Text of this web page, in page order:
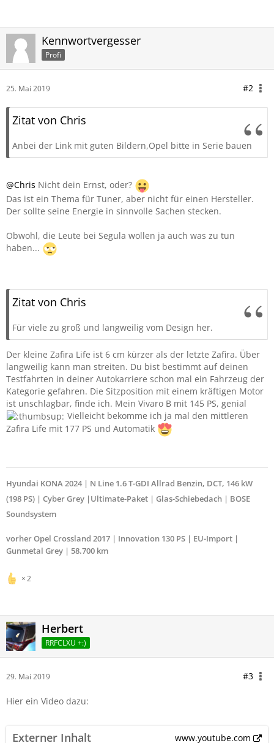
Kennwortvergesser
Profi
25. Mai 2019 #2
Zitat von Chris
Anbei der Link mit guten Bildern,Opel bitte in Serie bauen
@Chris Nicht dein Ernst, oder?
Das ist ein Thema für Tuner, aber nicht für einen Hersteller.
Der sollte seine Energie in sinnvolle Sachen stecken.
Obwohl, die Leute bei Segula wollen ja auch was zu tun
haben...
Zitat von Chris
Für viele zu groß und langweilig vom Design her.
Der kleine Zafira Life ist 6 cm kürzer als der letzte Zafira. Über
langweilig kann man streiten. Du bist bestimmt auf deinen
Testfahrten in deiner Autokarriere schon mal ein Fahrzeug der
Kategorie gefahren. Die Sitzposition mit einem kräftigen Motor
ist unschlagbar, finde ich. Mein Vivaro B mit 145 PS, genial
Vielleicht bekomme ich ja mal den mittleren
Zafira Life mit 177 PS und Automatik
Hyundai KONA 2024 | N Line 1.6 T-GDI Allrad Benzin, DCT, 146 kW
(198 PS) | Cyber Grey |Ultimate-Paket | Glas-Schiebedach | BOSE
Soundsystem
vorher Opel Crossland 2017 | Innovation 130 PS | EU-Import |
Gunmetal Grey | 58.700 km
2
Herbert
RRFCLXU +:)
29. Mai 2019 #3
Hier ein Video dazu:
Externer Inhalt www.youtube.com